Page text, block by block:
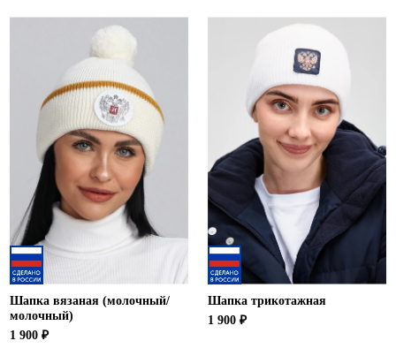
Шапка вязаная (молочный/
молочный)
1 900 ₽
Шапка трикотажная
1 900 ₽